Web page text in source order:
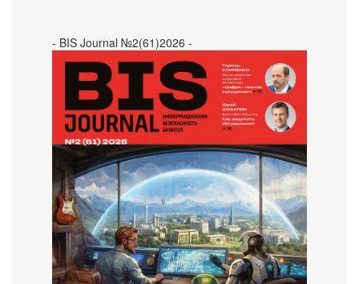
- BIS Journal №2(61)2026 -